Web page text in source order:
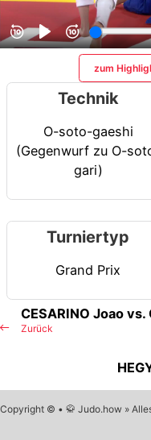
zum
Technik
O-soto-gaeshi
(Gegenwurf zu O-
gari)
Turniertyp
Grand Prix
Zurück
CESARINO Joao vs.
Copyright © • 🥋 Judo.how »